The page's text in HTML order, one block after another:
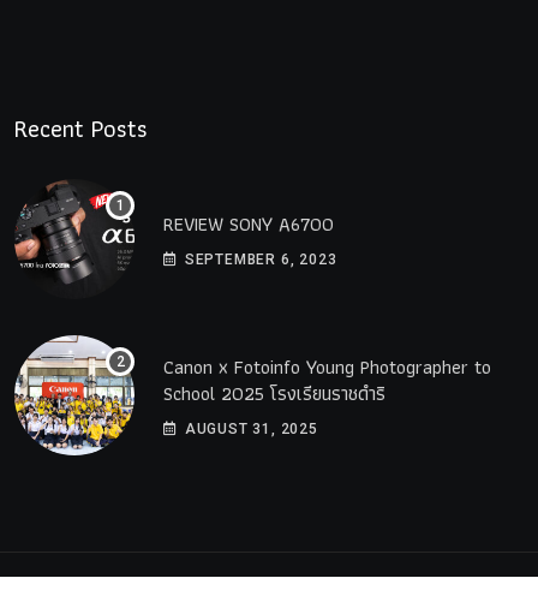
Recent Posts
REVIEW SONY A6700
SEPTEMBER 6, 2023
Canon x Fotoinfo​ Young​ Photographer to
School 2025 โรงเรียนราชดำริ
AUGUST 31, 2025